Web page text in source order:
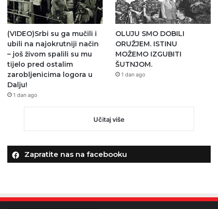
(VIDEO)Srbi su ga mučili i
ubili na najokrutniji način
– još živom spalili su mu
tijelo pred ostalim
zarobljenicima logora u
Dalju!
1 dan ago
OLUJU SMO DOBILI
ORUŽJEM. ISTINU
MOŽEMO IZGUBITI
ŠUTNJOM.
1 dan ago
Učitaj više
Zapratite nas na facebooku